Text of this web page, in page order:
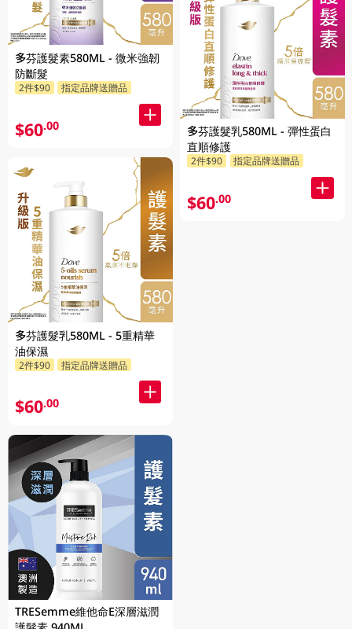
多芬護髮素580ML - 微米強韌
防斷髮
2件$90 指定品牌送贈品
$60.00
多芬護髮乳580ML - 5重精華
油保濕
2件$90 指定品牌送贈品
$60.00
TRESemme維他命E深層滋潤
多芬護髮乳580ML - 彈性蛋白
直順修護
2件$90 指定品牌送贈品
$60.00